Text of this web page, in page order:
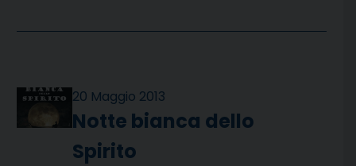
20 Maggio 2013
Notte bianca dello
Spirito